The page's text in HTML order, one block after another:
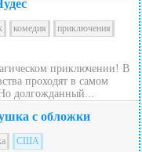
комедия
приключения
приключении! В
проходят в самом
долгожданный...
с обложки
США